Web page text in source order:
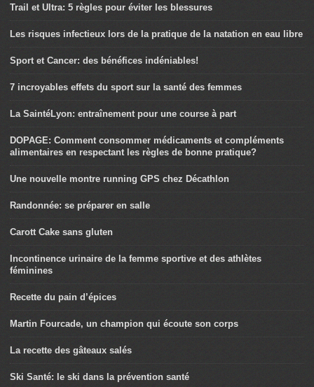
Trail et Ultra: 5 règles pour éviter les blessures
Les risques infectieux lors de la pratique de la natation en eau libre
Sport et Cancer: des bénéfices indéniables!
7 incroyables effets du sport sur la santé des femmes
La SaintéLyon: entraînement pour une course à part
DOPAGE: Comment consommer médicaments et compléments
alimentaires en respectant les règles de bonne pratique?
Une nouvelle montre running GPS chez Décathlon
Randonnée: se préparer en salle
Carott Cake sans gluten
Incontinence urinaire de la femme sportive et des athlètes
féminines
Recette du pain d’épices
Martin Fourcade, un champion qui écoute son corps
La recette des gâteaux salés
Ski Santé: le ski dans la prévention santé